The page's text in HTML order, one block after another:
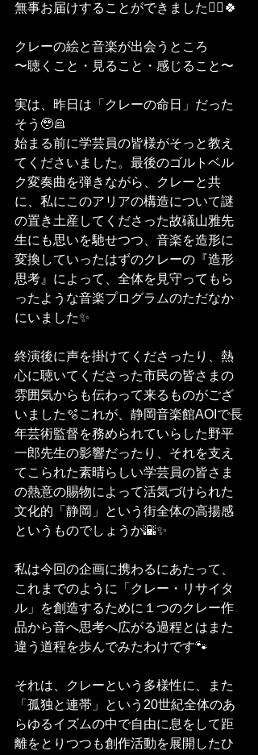
無事お届けすることができました🙇‍♀️🍀
クレーの絵と音楽が出会うところ
〜聴くこと・見ること・感じること〜
実は、昨日は「クレーの命日」だった
そう🥹🪦
始まる前に学芸員の皆様がそっと教え
てくださいました。最後のゴルトベル
ク変奏曲を弾きながら、クレーと共
に、私にこのアリアの構造について謎
の置き土産してくださった故礒山雅先
生にも思いを馳せつつ、音楽を造形に
変換していったはずのクレーの『造形
思考』によって、全体を見守ってもら
ったような音楽プログラムのただなか
にいました✨
終演後に声を掛けてくださったり、熱
心に聴いてくださった市民の皆さまの
雰囲気からも伝わって来るものがござ
いました🫧これが、静岡音楽館AOIで長
年芸術監督を務められていらした野平
一郎先生の影響だったり、それを支え
てこられた素晴らしい学芸員の皆さま
の熱意の賜物によって活気づけられた
文化的「静岡」という街全体の高揚感
というものでしょうか🌇✨
私は今回の企画に携わるにあたって、
これまでのように「クレー・リサイタ
ル」を創造するために１つのクレー作
品から音へ思考へ広がる過程とはまた
違う道程を歩んでみたわけです🐾
それは、クレーという多様性に、また
「孤独と連帯」という20世紀全体のあ
らゆるイズムの中で自由に息をして距
離をとりつつも創作活動を展開したひ